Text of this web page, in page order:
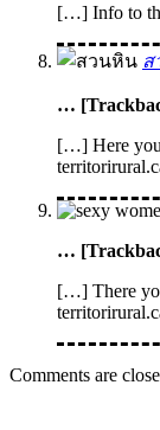
[…] Info to
ส
…
[…] Here
…
[…] There
Comments are